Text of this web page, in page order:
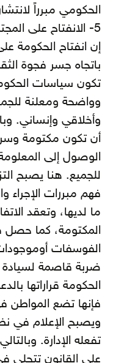
الحكومي مبرراً
5- الانفتاح على المجتمع
إن انفتاح الحكومة
باتجاه جسر فجوة
تكون سياسات
وواضحة ومعلنة
وأخلاقي وإنساني.
أن تكون مكتومة
الوصول إلى
للجميع. هنا يصبح
فهم مبررات الإجراء
ما لديها، وتعقد
المكتومة، كما حصل
الفوسفات
ضربة قاصمة
الحكومة قراراتها
فإنها تضع المواطن
ويصبح الإعلام في
تفعله الإدارة.
على القانون تتجلى